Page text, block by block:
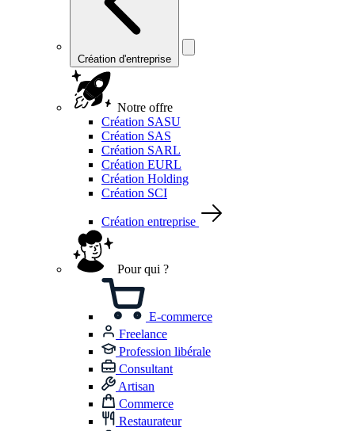
Création d'entreprise
Notre offre
Création SASU
Création SAS
Création SARL
Création EURL
Création Holding
Création SCI
Création entreprise
Pour qui ?
E-commerce
Freelance
Profession libérale
Consultant
Artisan
Commerce
Restaurateur